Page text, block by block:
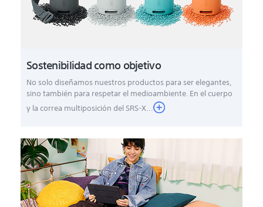
Sostenibilidad como objetivo
No solo diseñamos nuestros productos para ser elegantes,
sino también para respetar el medioambiente. En el cuerpo
y la correa multiposición del SRS-X...